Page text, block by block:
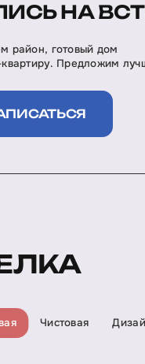
НА
район, готовый дом
Предложим
Чистовая